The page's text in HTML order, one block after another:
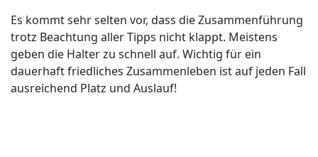
Es kommt sehr selten vor, dass die Zusammenführung
trotz Beachtung aller Tipps nicht klappt. Meistens
geben die Halter zu schnell auf. Wichtig für ein
dauerhaft friedliches Zusammenleben ist auf jeden Fall
ausreichend Platz und Auslauf!